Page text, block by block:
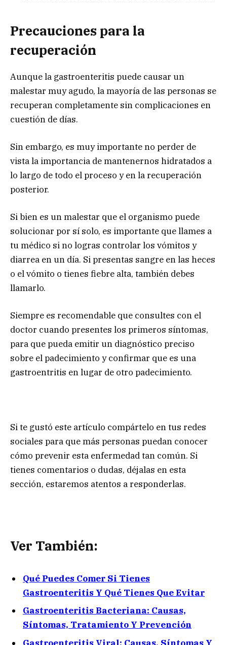
Precauciones para la
recuperación
Aunque la gastroenteritis puede causar un
malestar muy agudo, la mayoría de las personas se
recuperan completamente sin complicaciones en
cuestión de días.
Sin embargo, es muy importante no perder de
vista la importancia de mantenernos hidratados a
lo largo de todo el proceso y en la recuperación
posterior.
Si bien es un malestar que el organismo puede
solucionar por sí solo, es importante que llames a
tu médico si no logras controlar los vómitos y
diarrea en un día. Si presentas sangre en las heces
o el vómito o tienes fiebre alta, también debes
llamarlo.
Siempre es recomendable que consultes con el
doctor cuando presentes los primeros síntomas,
para que pueda emitir un diagnóstico preciso
sobre el padecimiento y confirmar que es una
gastroentritis en lugar de otro padecimiento.
Si te gustó este artículo compártelo en tus redes
sociales para que más personas puedan conocer
cómo prevenir esta enfermedad tan común. Si
tienes comentarios o dudas, déjalas en esta
sección, estaremos atentos a responderlas.
Ver También:
Qué Puedes Comer Si Tienes
Gastroenteritis Y Qué Tienes Que Evitar
Gastroenteritis Bacteriana: Causas,
Síntomas, Tratamiento Y Prevención